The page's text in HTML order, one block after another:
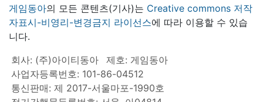
게임동아의 모든 콘텐츠(기사)는 Creative commons 저작
자표시-비영리-변경금지 라이선스에 따라 이용할 수 있습
니다.
회사: (주)아이티동아
제호: 게임동아
사업자등록번호: 101-86-04512
통신판매: 제 2017-서울마포-1990호